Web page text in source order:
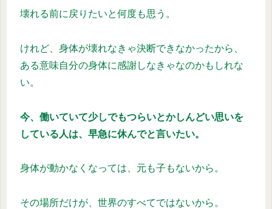
壊れる前に戻りたいと何度も思う。
けれど、身体が壊れなきゃ決断できなかったから、
ある意味自分の身体に感謝しなきゃなのかもしれな
い。
今、働いていて少しでもつらいとかしんどい思いを
している人は、早急に休んでと言いたい。
身体が動かなくなっては、元も子もないから。
その場所だけが、世界のすべてではないから。